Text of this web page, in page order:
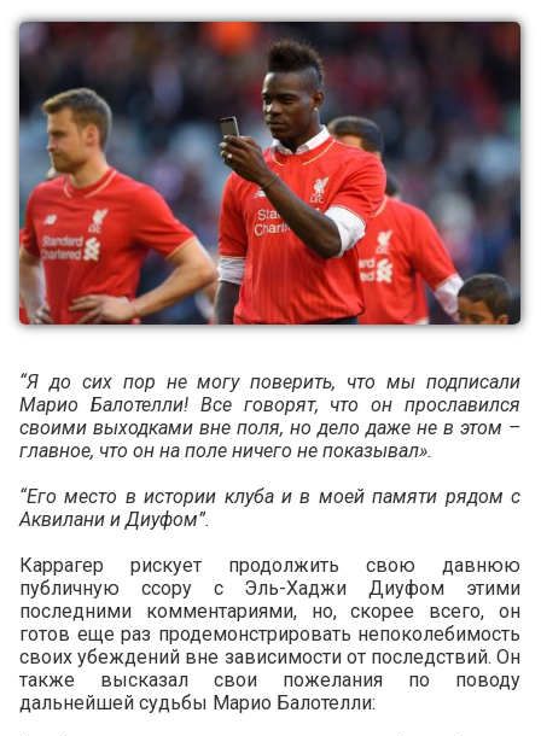
“Я до сих пор не могу поверить, что мы подписали
Марио Балотелли! Все говорят, что он прославился
своими выходками вне поля, но дело даже не в этом –
главное, что он на поле ничего не показывал».
“Его место в истории клуба и в моей памяти рядом с
Аквилани и Диуфом”.
Каррагер рискует продолжить свою давнюю
публичную ссору с Эль-Хаджи Диуфом этими
последними комментариями, но, скорее всего, он
готов еще раз продемонстрировать непоколебимость
своих убеждений вне зависимости от последствий. Он
также высказал свои пожелания по поводу
дальнейшей судьбы Марио Балотелли: